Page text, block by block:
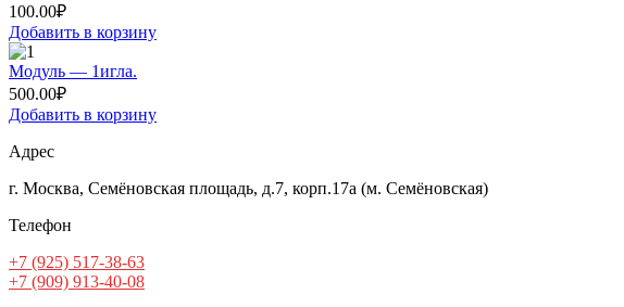
100.00₽
Добавить в корзину
Модуль — 1игла.
500.00₽
Добавить в корзину
Адрес
г. Москва, Семёновская площадь, д.7, корп.17а (м. Семёновская)
Телефон
+7 (925) 517-38-63
+7 (909) 913-40-08